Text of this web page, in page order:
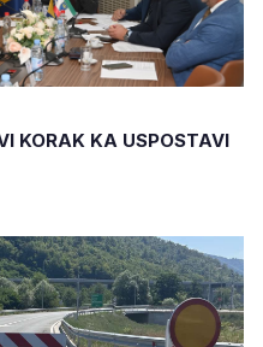
KORAK KA USPOSTAVI